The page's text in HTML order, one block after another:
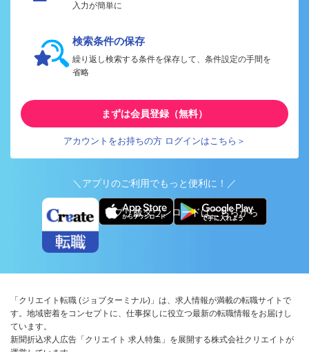
入力が簡単に
検索条件の保存
繰り返し検索する条件を保存して、条件設定の手間を
省略
まずは会員登録（無料）
アカウントをお持ちの方 ログインはこちら＞
＼アプリのご利用でもっと便利に！／
アプリ版ダウンロードはこちらから
「クリエイト転職 (ジョブターミナル)」は、求人情報が満載の転職サイトで
す。地域密着をコンセプトに、仕事探しに役立つ最新の転職情報をお届けし
ています。
新聞折込求人広告「クリエイト 求人特集」を展開する株式会社クリエイトが